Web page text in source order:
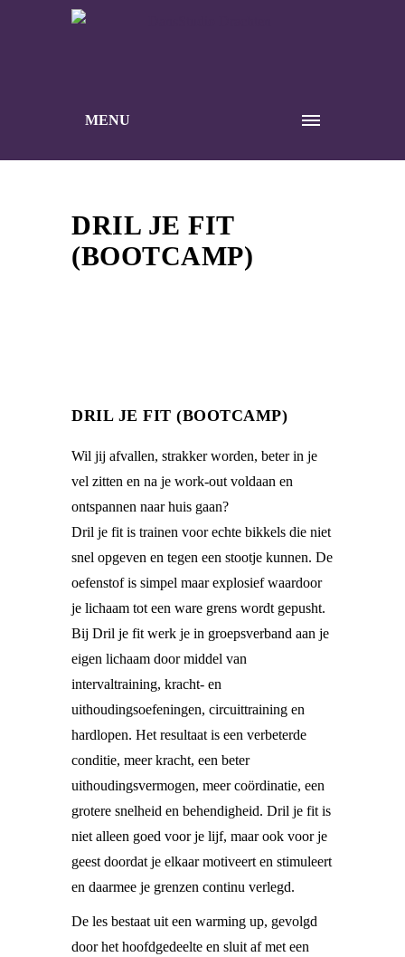
MENU
DRIL JE FIT
(BOOTCAMP)
DRIL JE FIT (BOOTCAMP)
Wil jij afvallen, strakker worden, beter in je
vel zitten en na je work-out voldaan en
ontspannen naar huis gaan?
Dril je fit is trainen voor echte bikkels die niet
snel opgeven en tegen een stootje kunnen. De
oefenstof is simpel maar explosief waardoor
je lichaam tot een ware grens wordt gepusht.
Bij Dril je fit werk je in groepsverband aan je
eigen lichaam door middel van
intervaltraining, kracht- en
uithoudingsoefeningen, circuittraining en
hardlopen. Het resultaat is een verbeterde
conditie, meer kracht, een beter
uithoudingsvermogen, meer coördinatie, een
grotere snelheid en behendigheid. Dril je fit is
niet alleen goed voor je lijf, maar ook voor je
geest doordat je elkaar motiveert en stimuleert
en daarmee je grenzen continu verlegd.
De les bestaat uit een warming up, gevolgd
door het hoofdgedeelte en sluit af met een